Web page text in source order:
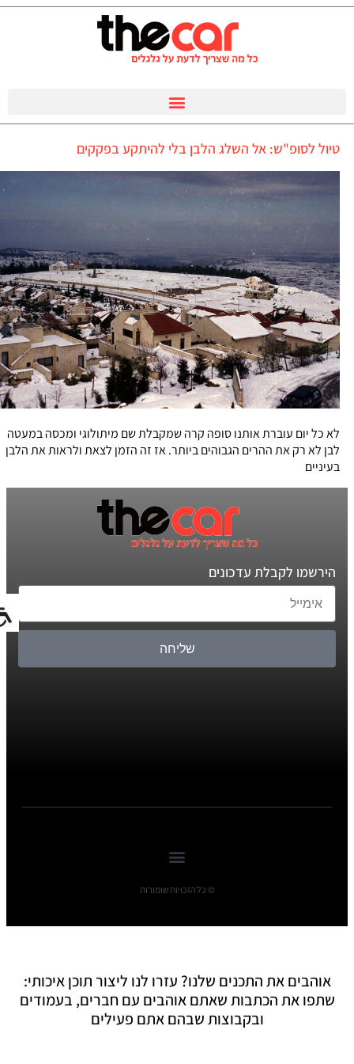
טיול לסופ"ש: אל השלג הלבן בלי להיתקע בפקקים
לא כל יום עוברת אותנו סופה קרה שמקבלת שם מיתולוגי ומכסה במעטה
לבן לא רק את ההרים הגבוהים ביותר. אז זה הזמן לצאת ולראות את הלבן
בעיניים
הירשמו לקבלת עדכונים
שליחה
© כל הזכויות שומורות
אוהבים את התכנים שלנו? עזרו לנו ליצור תוכן איכותי:
שתפו את הכתבות שאתם אוהבים עם חברים, בעמודים
ובקבוצות שבהם אתם פעילים